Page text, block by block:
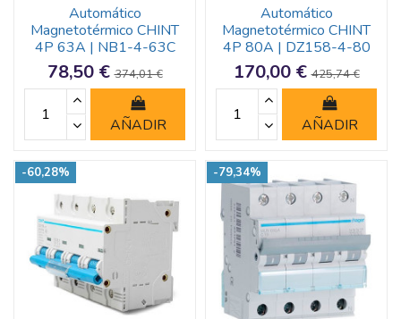
Automático
Magnetotérmico CHINT
4P 63A | NB1-4-63C
78,50 €374,01 €
AÑADIR
Automático
Magnetotérmico CHINT
4P 80A | DZ158-4-80
170,00 €425,74 €
AÑADIR
-60,28% -79,34%